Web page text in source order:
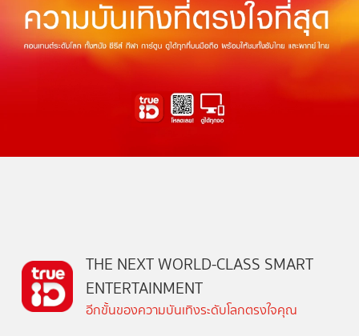
THE NEXT WORLD-CLASS SMART
ENTERTAINMENT
อีกขั้นของความบันเทิงระดับโลกตรงใจคุณ